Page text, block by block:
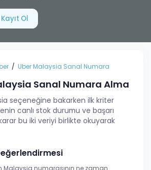
Kayıt Ol
Uber Malaysia Sanal Numara
Sanal Numara Alma
seçeneğine bakarken ilk kriter
canlı stok durumu ve başarı
bu iki veriyi birlikte okuyarak
Malaysia numarasının ne zaman